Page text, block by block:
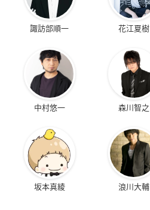
諏訪部順一 花江夏樹
中村悠一 森川智之
坂本真綾 浪川大輔